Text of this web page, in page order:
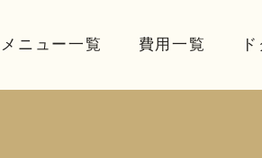
ニュー一覧 費用一覧